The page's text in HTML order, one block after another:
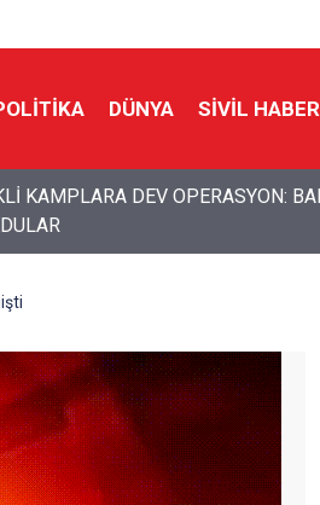
DÜNYA SIVIL HABER
yeni bir marka ismi buldu!